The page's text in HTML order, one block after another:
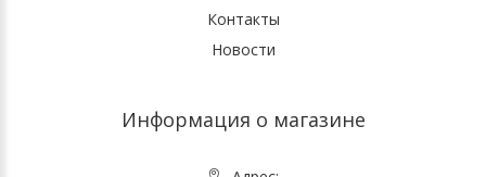
Контакты
Новости
Информация о магазине